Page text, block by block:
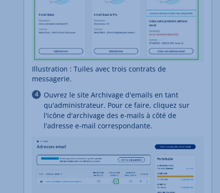
Illustration : Tuiles avec trois contrats de
messagerie.
Ouvrez le site Archivage d'emails en tant
qu'administrateur. Pour ce faire, cliquez sur
l'icône d'archivage des e-mails à côté de
l'adresse e-mail correspondante.